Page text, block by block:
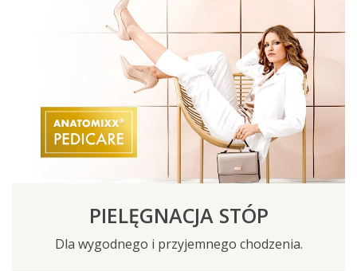
PIELĘGNACJA STÓP
Dla wygodnego i przyjemnego chodzenia.